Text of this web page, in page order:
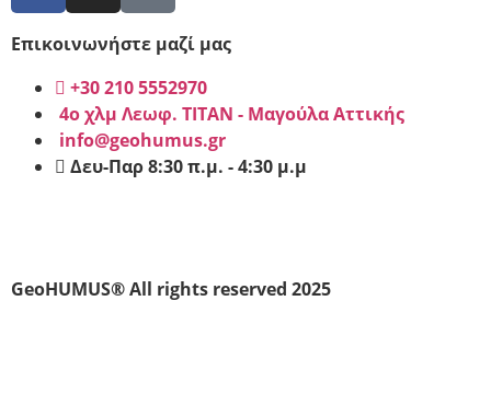
Επικοινωνήστε μαζί μας
+30 210 5552970
4ο χλμ Λεωφ. ΤΙΤΑΝ - Μαγούλα Αττικής
info@geohumus.gr
Δευ-Παρ 8:30 π.μ. - 4:30 μ.μ
GeoHUMUS® All rights reserved 2025